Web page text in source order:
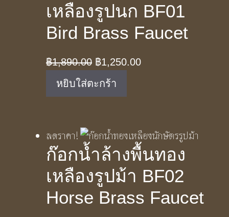
เหลืองรูปนก BF01
Bird Brass Faucet
฿1,890.00 Original
price
was:
฿1,250.00Current
หยิบใส่ตะกร้า
ลดราคา!
ก๊อกน้ำล้างพื้นทอง
เหลืองรูปม้า BF02
Horse Brass Faucet